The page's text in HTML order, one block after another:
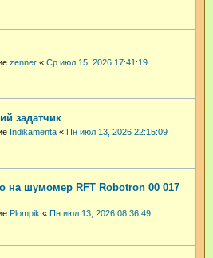
zenner « Ср июл 15, 2026 17:41:19
задатчик
Indikamenta « Пн июл 13, 2026 22:15:09
на шумомер RFT Robotron 00 017
Plompik « Пн июл 13, 2026 08:36:49